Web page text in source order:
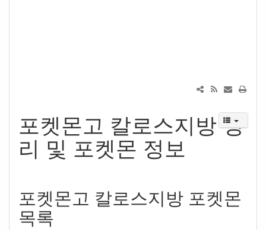
포켓몬고 칼로스지방 정
리 및 포켓몬 정보
포켓몬고 칼로스지방 포켓몬
목록